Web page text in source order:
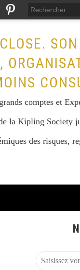
SON
comptes et
la Kipling Society
des risques,